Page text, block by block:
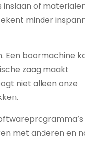
inslaan of materialen
minder
Een boormachine
zaag maakt
niet alleen onze
met anderen en